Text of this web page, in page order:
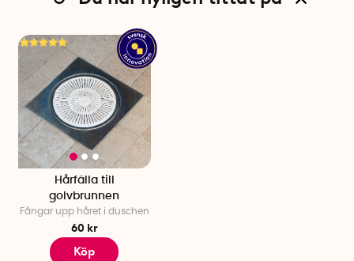
Hårfälla till
golvbrunnen
Fångar upp håret i duschen
60 kr
Köp